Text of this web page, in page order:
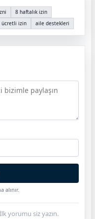
8 haftalık izin
ücretli izin aile destekleri
alınır.
yorumu siz yazın.